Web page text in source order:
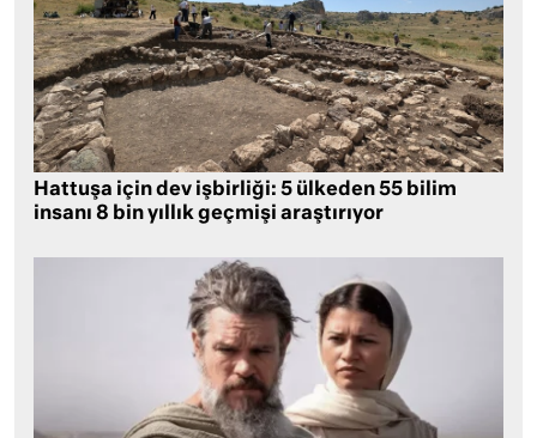
Hattuşa için dev işbirliği: 5 ülkeden 55 bilim
insanı 8 bin yıllık geçmişi araştırıyor